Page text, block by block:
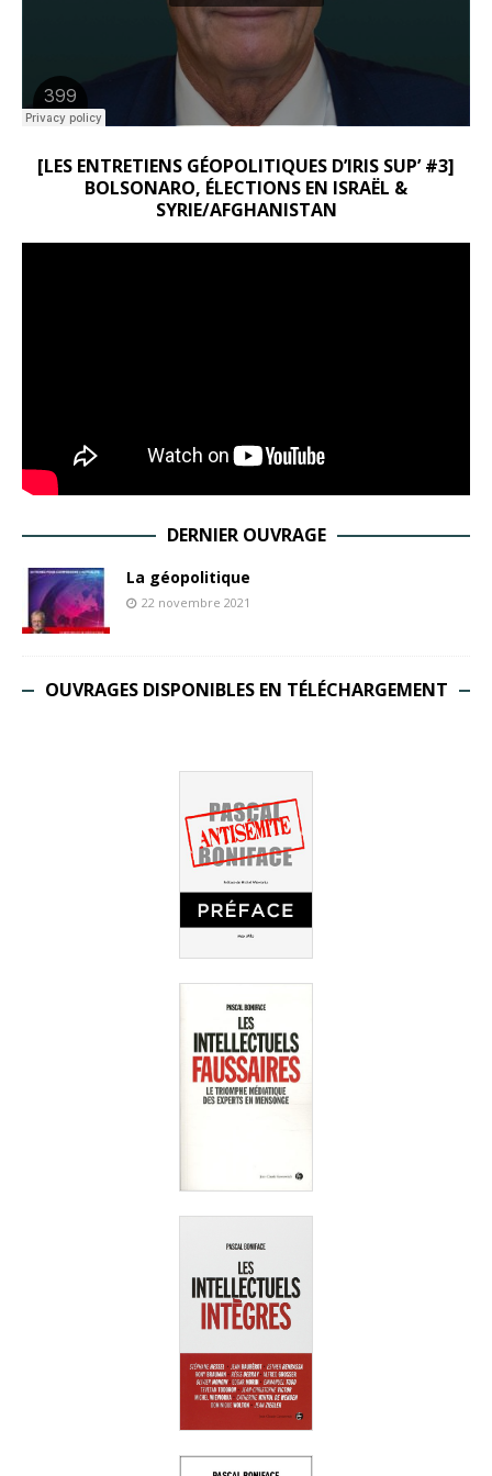
[LES ENTRETIENS GÉOPOLITIQUES D’IRIS SUP’ #3]
BOLSONARO, ÉLECTIONS EN ISRAËL &
SYRIE/AFGHANISTAN
DERNIER OUVRAGE
La géopolitique
22 novembre 2021
OUVRAGES DISPONIBLES EN TÉLÉCHARGEMENT